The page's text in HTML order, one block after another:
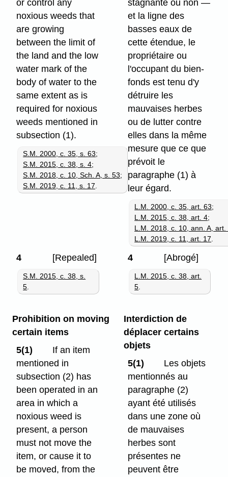
or control any
noxious weeds that
are growing
between the limit of
the land and the low
water mark of the
body of water to the
same extent as is
required for noxious
weeds mentioned in
subsection (1).
S.M. 2000, c. 35, s. 63;
S.M. 2015, c. 38, s. 4;
S.M. 2018, c. 10, Sch. A, s. 53;
S.M. 2019, c. 11, s. 17
stagnante ou non —
et la ligne des
basses eaux de
cette étendue, le
propriétaire ou
l'occupant du bien-
fonds est tenu d'y
détruire les
mauvaises herbes
ou de lutter contre
elles dans la même
mesure que ce que
prévoit le
paragraphe (1) à
leur égard.
L.M. 2000, c. 35, art. 63;
L.M. 2015, c. 38, art. 4;
L.M. 2018, c. 10, ann. A, art.
L.M. 2019, c. 11, art. 17
4 [Repealed]
S.M. 2015, c. 38, s.
5
4 [Abrogé]
L.M. 2015, c. 38, art.
5
Prohibition on moving
certain items
5(1)
If an item
mentioned in
subsection (2) has
been operated in an
area in which a
noxious weed is
present, a person
must not move the
item, or cause it to
be moved, from the
Interdiction de
déplacer certains
objets
5(1)
Les objets
mentionnés au
paragraphe (2)
ayant été utilisés
dans une zone où
de mauvaises
herbes sont
présentes ne
peuvent être